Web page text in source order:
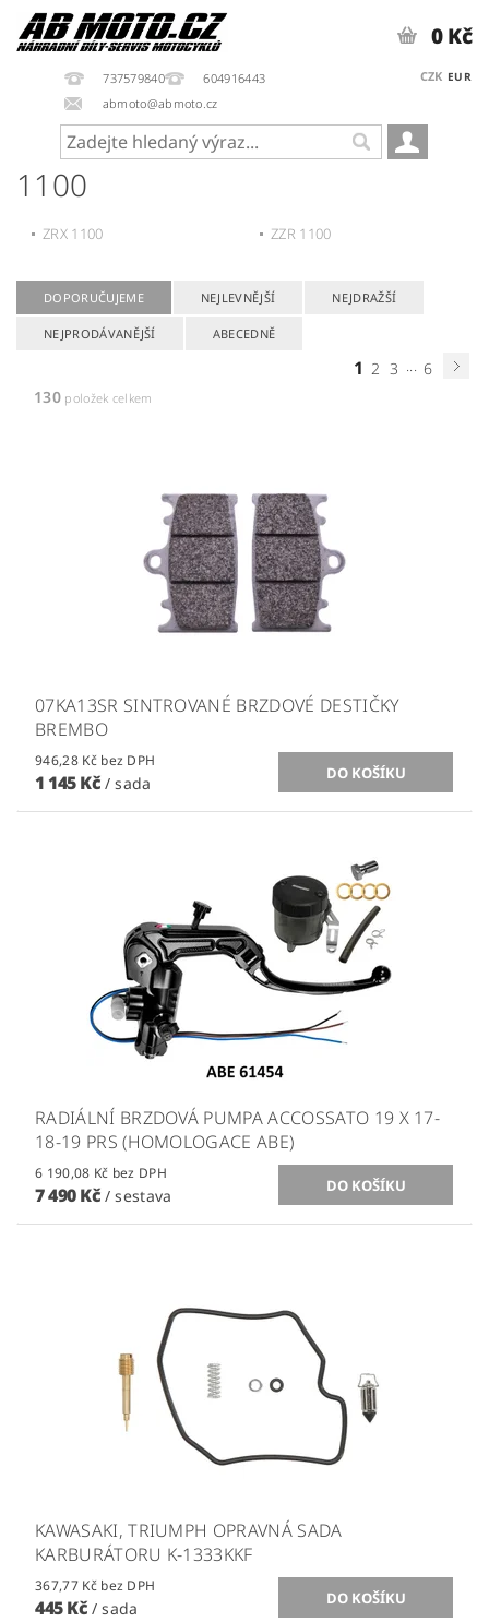
737579840
604916443
abmoto@abmoto.cz
CZK EUR
0 Kč
1100
ZRX 1100 ZZR 1100
DOPORUČUJEME NEJLEVNĚJŠÍ NEJDRAŽŠÍ
NEJPRODÁVANĚJŠÍ ABECEDNĚ
1 2 3 ... 6
130položek celkem
07KA13SR SINTROVANÉ BRZDOVÉ DESTIČKY
BREMBO
946,28 Kč bez DPH
1 145 Kč / sada
RADIÁLNÍ BRZDOVÁ PUMPA ACCOSSATO 19 X 17-
18-19 PRS (HOMOLOGACE ABE)
6 190,08 Kč bez DPH
7 490 Kč / sestava
KAWASAKI, TRIUMPH OPRAVNÁ SADA
KARBURÁTORU K-1333KKF
367,77 Kč bez DPH
445 Kč / sada